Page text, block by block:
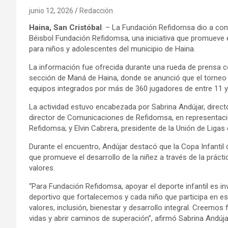
junio 12, 2026 Redacción
Haina, San Cristóbal. – La Fundación Refidomsa dio a
Béisbol Fundación Refidomsa, una iniciativa que
para niños y adolescentes del municipio de Haina.
La información fue ofrecida durante una rueda de prensa
sección de Maná de Haina, donde se anunció que el
equipos integrados por más de 360 jugadores de entre 11
La actividad estuvo encabezada por Sabrina Andújar,
director de Comunicaciones de Refidomsa, en
Refidomsa; y Elvin Cabrera, presidente de la Unión de Ligas
Durante el encuentro, Andújar destacó que la Copa
que promueve el desarrollo de la niñez a través de la
valores.
“Para Fundación Refidomsa, apoyar el deporte infantil es
deportivo que fortalecemos y cada niño que participa en
valores, inclusión, bienestar y desarrollo integral.
vidas y abrir caminos de superación”, afirmó Sabrina